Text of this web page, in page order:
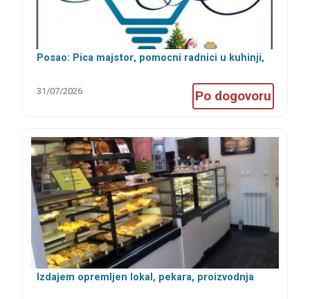
Posao: Pica majstor, pomocni radnici u kuhinji,
31/07/2026 Po dogovoru
Izdajem opremljen lokal, pekara, proizvodnja